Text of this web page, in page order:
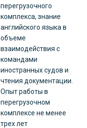
перегрузочного
комплекса, знание
английского языка в
объеме
взаимодействия с
командами
иностранных судов и
чтения документации.
Опыт работы в
перегрузочном
комплексе не менее
трех лет